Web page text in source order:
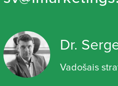
Dr.
Vadošais